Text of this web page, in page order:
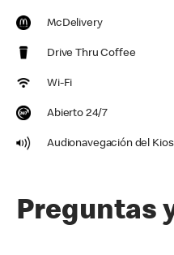
McDelivery
Drive Thru Coffee
Wi-Fi
Abierto 24/7
Audionavegación del
Preguntas